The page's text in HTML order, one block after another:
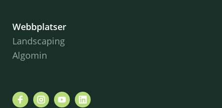
Webbplatser
Landscaping
Algomin